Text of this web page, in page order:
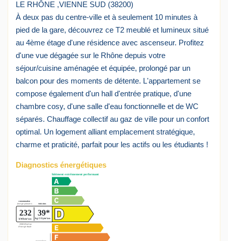
LE RHÔNE ,VIENNE SUD (38200)
À deux pas du centre-ville et à seulement 10 minutes à
pied de la gare, découvrez ce T2 meublé et lumineux situé
au 4ème étage d'une résidence avec ascenseur. Profitez
d'une vue dégagée sur le Rhône depuis votre
séjour/cuisine aménagée et équipée, prolongé par un
balcon pour des moments de détente. L'appartement se
compose également d'un hall d'entrée pratique, d'une
chambre cosy, d'une salle d'eau fonctionnelle et de WC
séparés. Chauffage collectif au gaz de ville pour un confort
optimal. Un logement alliant emplacement stratégique,
charme et praticité, parfait pour les actifs ou les étudiants !
Diagnostics énergétiques